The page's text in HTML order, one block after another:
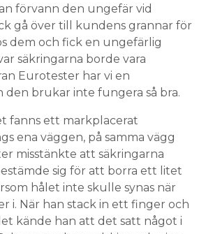
Eurotester har vi en
den brukar inte fungera så bra.
fanns ett markplacerat
ena väggen, på samma vägg
misstänkte att säkringarna
sig för att borra ett litet
hålet inte skulle synas när
i. När han stack in ett finger och
kände han att det satt något i
en plywoodskiva och gips
huvudsäkringarna, i ett